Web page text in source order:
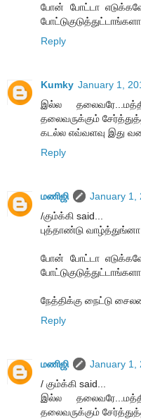
போன் போட்டா
Reply
Kumky January 1,
இல்ல
தலைவருக்கும்
கடல்ல எவ்வளவு இது
Reply
மணிஜி
January 1,
/கும்க்கி said...
புத்தாண்டு
போன் போட்டா
நேத்திக்கு நைட்டு
Reply
மணிஜி
January 1,
/ கும்க்கி said...
இல்ல
தலைவருக்கும்